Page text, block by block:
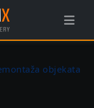
objekata